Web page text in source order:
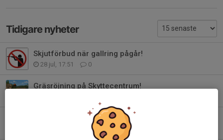
Tidigare nyheter
Skjutförbud när gallring pågår!
28 jul, 17:51 0
Gräsröjning på Skyttecentrum!
Ny vapenlag 2026!
0